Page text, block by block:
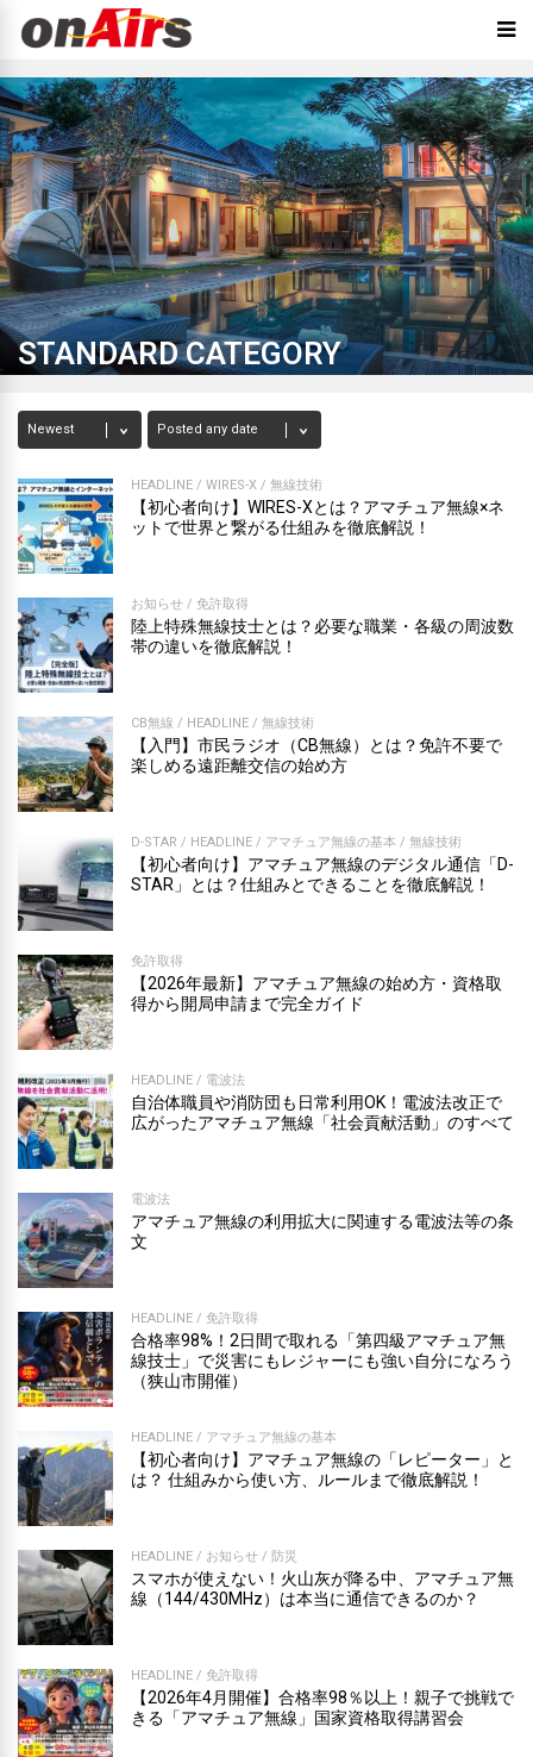
STANDARD CATEGORY
HEADLINE / WIRES-X / 無線技術
【初心者向け】WIRES-Xとは？アマチュア無線×ネ
ットで世界と繋がる仕組みを徹底解説！
お知らせ / 免許取得
陸上特殊無線技士とは？必要な職業・各級の周波数
帯の違いを徹底解説！
CB無線 / HEADLINE / 無線技術
【入門】市民ラジオ（CB無線）とは？免許不要で
楽しめる遠距離交信の始め方
D-STAR / HEADLINE / アマチュア無線の基本 / 無線技術
【初心者向け】アマチュア無線のデジタル通信「D-
STAR」とは？仕組みとできることを徹底解説！
免許取得
【2026年最新】アマチュア無線の始め方・資格取
得から開局申請まで完全ガイド
HEADLINE / 電波法
自治体職員や消防団も日常利用OK！電波法改正で
広がったアマチュア無線「社会貢献活動」のすべて
電波法
アマチュア無線の利用拡大に関連する電波法等の条
文
HEADLINE / 免許取得
合格率98%！2日間で取れる「第四級アマチュア無
線技士」で災害にもレジャーにも強い自分になろう
（狭山市開催）
HEADLINE / アマチュア無線の基本
【初心者向け】アマチュア無線の「レピーター」と
は？ 仕組みから使い方、ルールまで徹底解説！
HEADLINE / お知らせ / 防災
スマホが使えない！火山灰が降る中、アマチュア無
線（144/430MHz）は本当に通信できるのか？
HEADLINE / 免許取得
【2026年4月開催】合格率98％以上！親子で挑戦で
きる「アマチュア無線」国家資格取得講習会